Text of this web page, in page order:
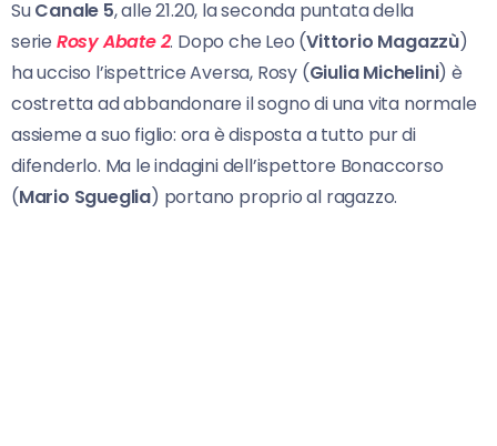
SuCanale 5, alle 21.20, la seconda puntata della
serie Rosy Abate 2. Dopo che Leo (Vittorio Magazzù)
ha ucciso l’ispettrice Aversa, Rosy (Giulia Michelini) è
costretta ad abbandonare il sogno di una vita normale
assieme a suo figlio: ora è disposta a tutto pur di
difenderlo. Ma le indagini dell’ispettore Bonaccorso
(Mario Sgueglia) portano proprio al ragazzo.